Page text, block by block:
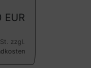
EUR
zzgl.